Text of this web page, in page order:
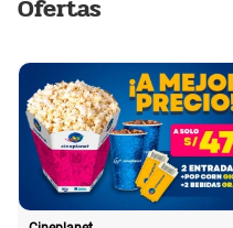
Ofertas